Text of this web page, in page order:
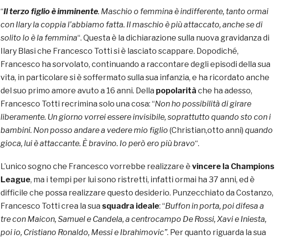
“Il terzo figlio è imminente. Maschio o femmina è indifferente, tanto ormai
con Ilary la coppia l’abbiamo fatta. Il maschio è più attaccato, anche se di
solito lo è la femmina“. Questa è la dichiarazione sulla nuova gravidanza di
Ilary Blasi che Francesco Totti si è lasciato scappare. Dopodiché,
Francesco ha sorvolato, continuando a raccontare degli episodi della sua
vita, in particolare si è soffermato sulla sua infanzia, e ha ricordato anche
del suo primo amore avuto a 16 anni. Della popolarità che ha adesso,
Francesco Totti recrimina solo una cosa: “Non ho possibilità di girare
liberamente. Un giorno vorrei essere invisibile, soprattutto quando sto con i
bambini. Non posso andare a vedere mio figlio (Christian,otto anni) quando
gioca, lui è attaccante. È bravino. Io però ero più bravo“.
L’unico sogno che Francesco vorrebbe realizzare è vincere la Champions
League, ma i tempi per lui sono ristretti, infatti ormai ha 37 anni, ed è
difficile che possa realizzare questo desiderio. Punzecchiato da Costanzo,
Francesco Totti crea la sua squadra ideale: “Buffon in porta, poi difesa a
tre con Maicon, Samuel e Candela, a centrocampo De Rossi, Xavi e Iniesta,
poi io, Cristiano Ronaldo, Messi e Ibrahimovic”. Per quanto riguarda la sua